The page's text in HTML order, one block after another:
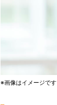
※画像はイメージです